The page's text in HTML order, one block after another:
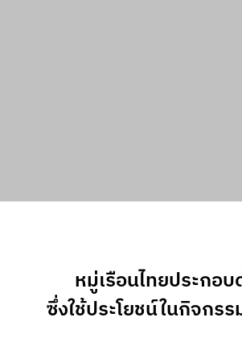
หมู่เรือนไทยประกอบ
ซึ่งใช้ประโยชน์ในกิจกร